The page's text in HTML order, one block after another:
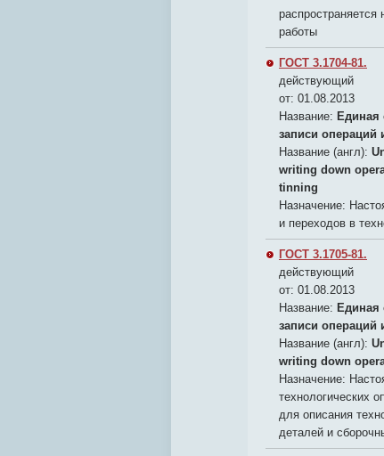
распространяется
работы
ГОСТ 3.1704-81.
действующий
от: 01.08.2013
Название: Единая
записи операций
Название (англ):
writing down
tinning
Назначение:
и переходов в
ГОСТ 3.1705-81.
действующий
от: 01.08.2013
Название: Единая
записи операций
Название (англ):
writing down
Назначение:
технологических
для описания
деталей и